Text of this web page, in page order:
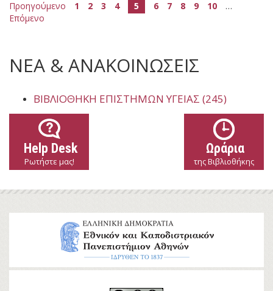
Προηγούμενο 1 2 3 4 5 6 7 8 9 10
…
Επόμενο
ΝΕΑ & ΑΝΑΚΟΙΝΩΣΕΙΣ
ΒΙΒΛΙΟΘΉΚΗ ΕΠΙΣΤΗΜΏΝ ΥΓΕΊΑΣ (245)
Help Desk
Ρωτήστε μας!
Ωράρια
της Βιβλιοθήκης